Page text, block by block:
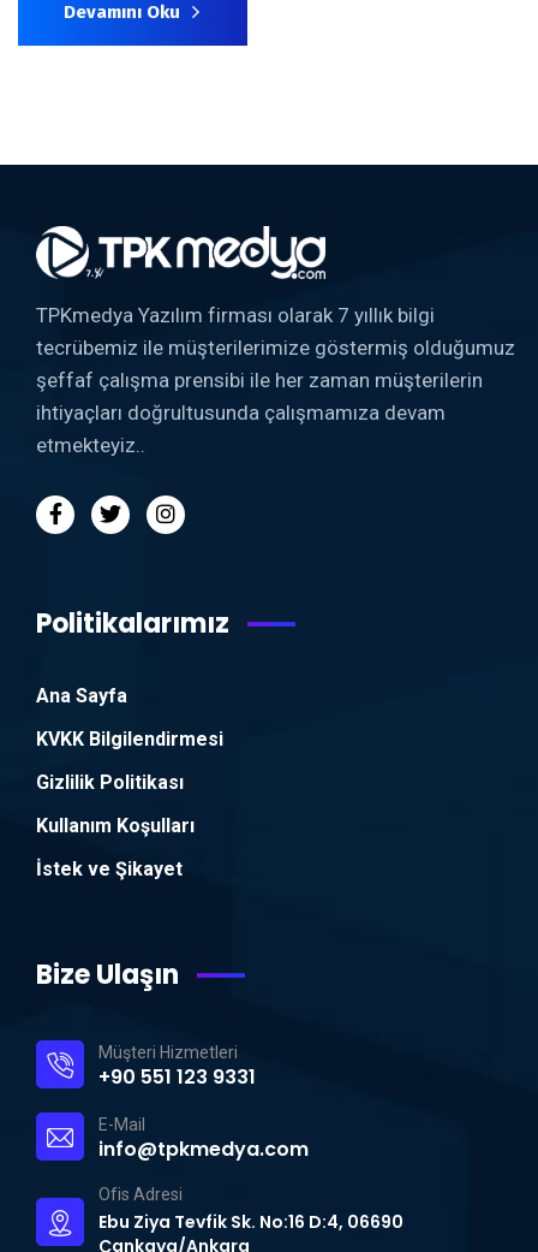
Devamını Oku
TPKmedya Yazılım firması olarak 7 yıllık bilgi
tecrübemiz ile müşterilerimize göstermiş olduğumuz
şeffaf çalışma prensibi ile her zaman müşterilerin
ihtiyaçları doğrultusunda çalışmamıza devam
etmekteyiz..
Politikalarımız
Ana Sayfa
KVKK Bilgilendirmesi
Gizlilik Politikası
Kullanım Koşulları
İstek ve Şikayet
Bize Ulaşın
Müşteri Hizmetleri
+90 551 123 9331
E-Mail
info@tpkmedya.com
Ofis Adresi
Ebu Ziya Tevfik Sk. No:16 D:4, 06690
Çankaya/Ankara